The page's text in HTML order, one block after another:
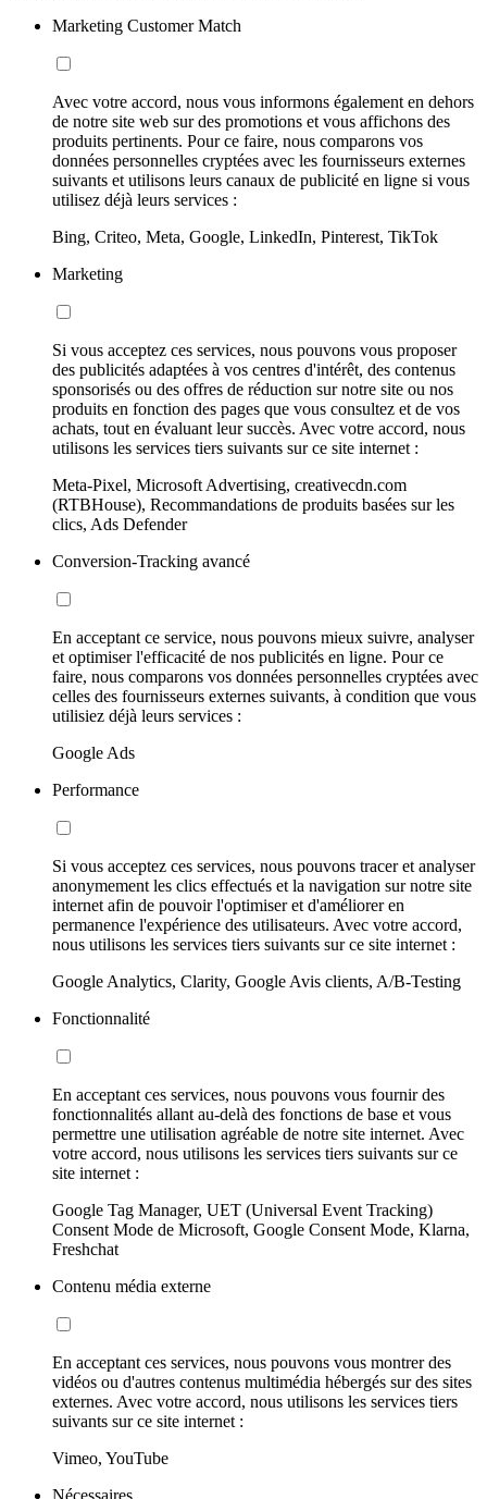
Marketing Customer Match
Avec votre accord, nous vous informons également en dehors
de notre site web sur des promotions et vous affichons des
produits pertinents. Pour ce faire, nous comparons vos
données personnelles cryptées avec les fournisseurs externes
suivants et utilisons leurs canaux de publicité en ligne si vous
utilisez déjà leurs services :
Bing, Criteo, Meta, Google, LinkedIn, Pinterest, TikTok
Marketing
Si vous acceptez ces services, nous pouvons vous proposer
des publicités adaptées à vos centres d'intérêt, des contenus
sponsorisés ou des offres de réduction sur notre site ou nos
produits en fonction des pages que vous consultez et de vos
achats, tout en évaluant leur succès. Avec votre accord, nous
utilisons les services tiers suivants sur ce site internet :
Meta-Pixel, Microsoft Advertising, creativecdn.com
(RTBHouse), Recommandations de produits basées sur les
clics, Ads Defender
Conversion-Tracking avancé
En acceptant ce service, nous pouvons mieux suivre, analyser
et optimiser l'efficacité de nos publicités en ligne. Pour ce
faire, nous comparons vos données personnelles cryptées avec
celles des fournisseurs externes suivants, à condition que vous
utilisiez déjà leurs services :
Google Ads
Performance
Si vous acceptez ces services, nous pouvons tracer et analyser
anonymement les clics effectués et la navigation sur notre site
internet afin de pouvoir l'optimiser et d'améliorer en
permanence l'expérience des utilisateurs. Avec votre accord,
nous utilisons les services tiers suivants sur ce site internet :
Google Analytics, Clarity, Google Avis clients, A/B-Testing
Fonctionnalité
En acceptant ces services, nous pouvons vous fournir des
fonctionnalités allant au-delà des fonctions de base et vous
permettre une utilisation agréable de notre site internet. Avec
votre accord, nous utilisons les services tiers suivants sur ce
site internet :
Google Tag Manager, UET (Universal Event Tracking)
Consent Mode de Microsoft, Google Consent Mode, Klarna,
Freshchat
Contenu média externe
En acceptant ces services, nous pouvons vous montrer des
vidéos ou d'autres contenus multimédia hébergés sur des sites
externes. Avec votre accord, nous utilisons les services tiers
suivants sur ce site internet :
Vimeo, YouTube
Nécessaires